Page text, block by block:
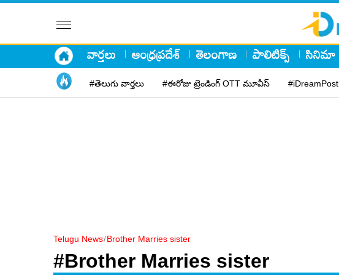
వార్తలు ఆంధ్రప్రదేశ్ తెలంగాణ పాలిటిక్స్ సినిమా
#తెలుగు వార్తలు #ఈరోజు ట్రెండింగ్ OTT మూవీస్ #iDreamPost
Telugu News/Brother Marries sister
#Brother Marries sister